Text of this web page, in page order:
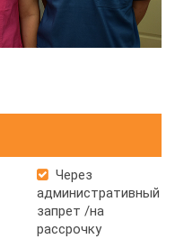
Через
административный
запрет /на
рассрочку